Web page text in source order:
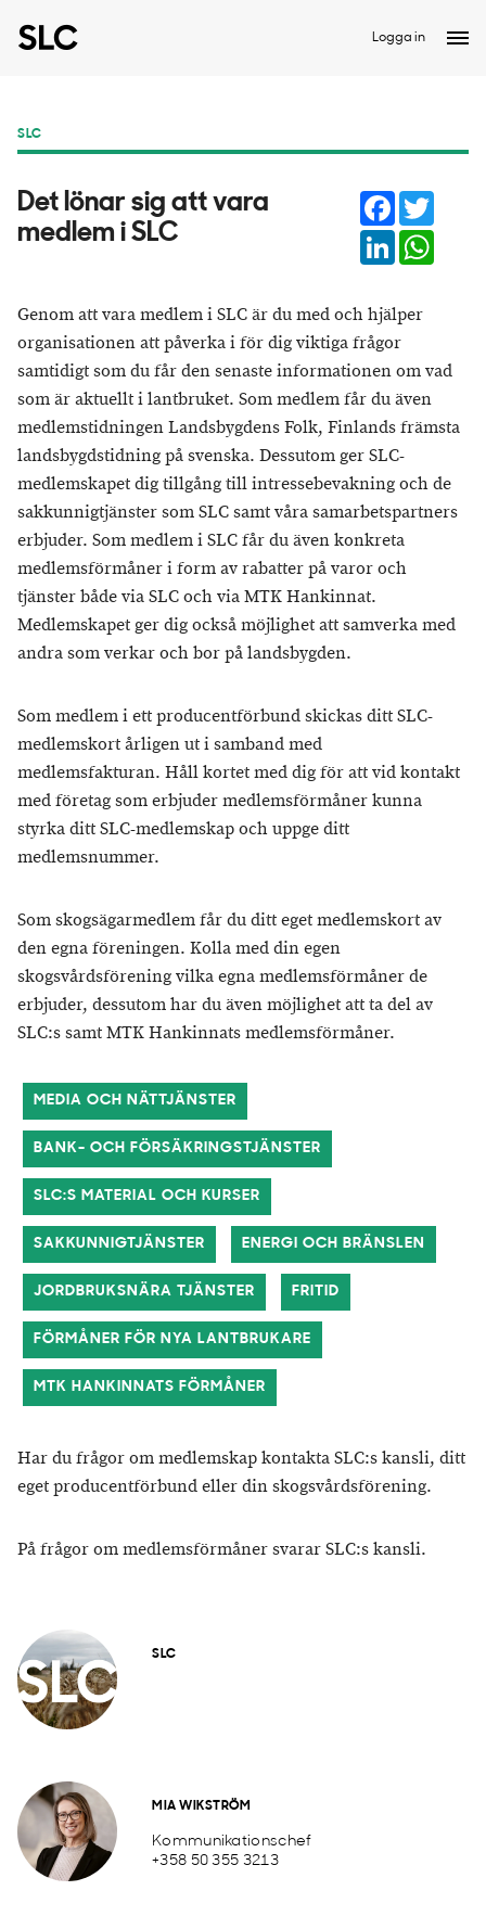
Logga in
SLC
​Det lönar sig att vara
medlem i SLC
Facebook
LinkedIn
Genom att vara medlem i SLC är du med och hjälper
organisationen att påverka i för dig viktiga frågor
samtidigt som du får den senaste informationen om vad
som är aktuellt i lantbruket. Som medlem får du även
medlemstidningen Landsbygdens Folk, Finlands främsta
landsbygdstidning på svenska. Dessutom ger SLC-
medlemskapet dig tillgång till intressebevakning och de
sakkunnigtjänster som SLC samt våra samarbetspartners
erbjuder. Som medlem i SLC får du även konkreta
medlemsförmåner i form av rabatter på varor och
tjänster både via SLC och via MTK Hankinnat.
Medlemskapet ger dig också möjlighet att samverka med
andra som verkar och bor på landsbygden.
Som medlem i ett producentförbund skickas ditt SLC-
medlemskort årligen ut i samband med
medlemsfakturan. Håll kortet med dig för att vid kontakt
med företag som erbjuder medlemsförmåner kunna
styrka ditt SLC-medlemskap och uppge ditt
medlemsnummer.
Som skogsägarmedlem får du ditt eget medlemskort av
den egna föreningen. Kolla med din egen
skogsvårdsförening vilka egna medlemsförmåner de
erbjuder, dessutom har du även möjlighet att ta del av
SLC:s samt MTK Hankinnats medlemsförmåner.
MEDIA OCH NÄTTJÄNSTER
BANK- OCH FÖRSÄKRINGSTJÄNSTER
SLC:S MATERIAL OCH KURSER
SAKKUNNIGTJÄNSTER ENERGI OCH BRÄNSLEN
JORDBRUKSNÄRA TJÄNSTER FRITID
FÖRMÅNER FÖR NYA LANTBRUKARE
MTK HANKINNATS FÖRMÅNER
Har du frågor om medlemskap kontakta SLC:s kansli, ditt
eget producentförbund eller din skogsvårdsförening.
På frågor om medlemsförmåner svarar SLC:s kansli.
SLC
MIA WIKSTRÖM
Kommunikationschef
+358 50 355 3213